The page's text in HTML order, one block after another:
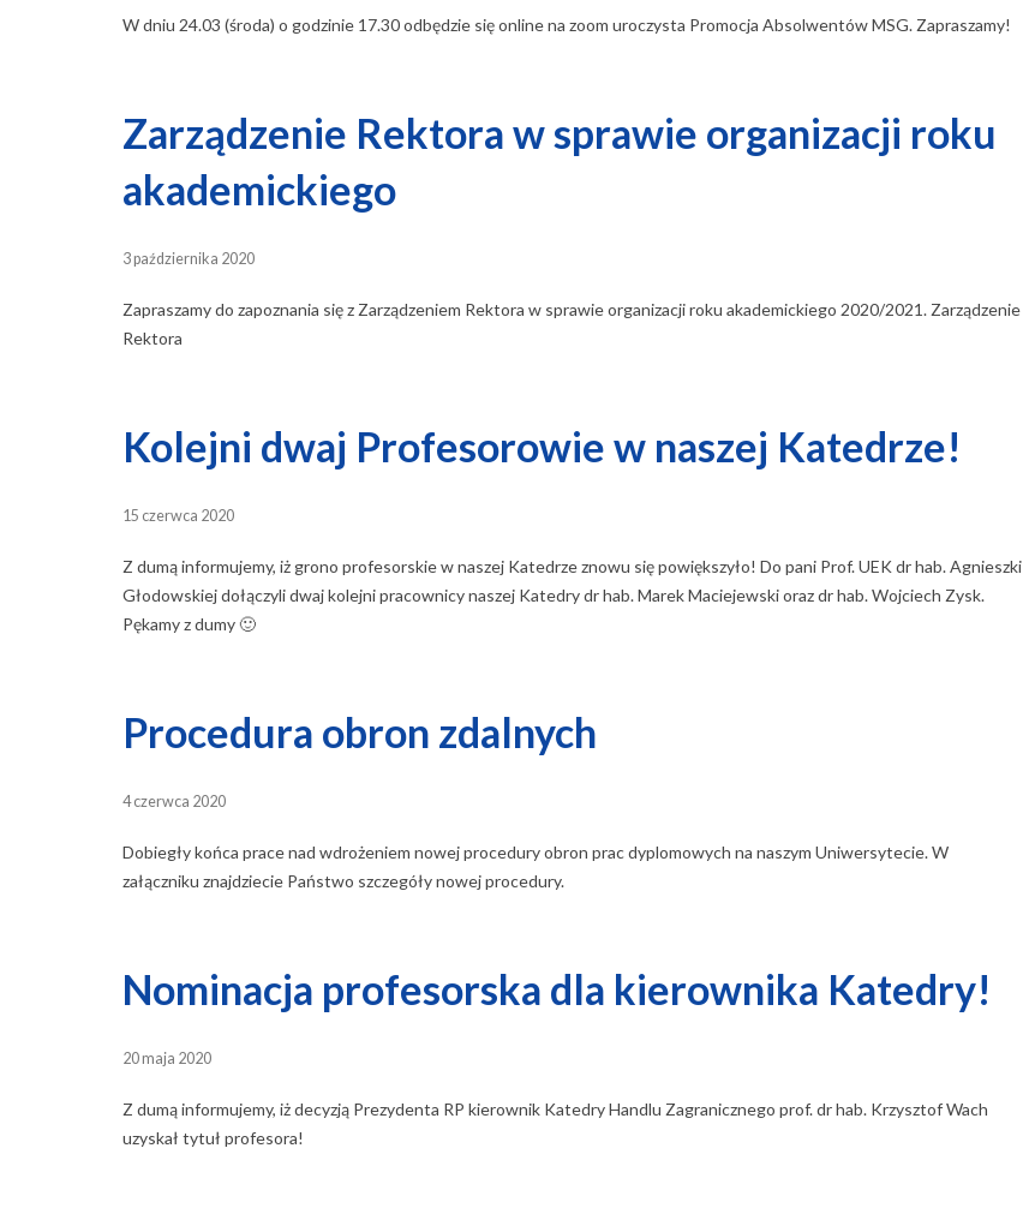
W dniu 24.03 (środa) o godzinie 17.30 odbędzie się online na zoom uroczysta Promocja Absolwentów MSG. Zapraszamy!
Zarządzenie Rektora w sprawie organizacji roku
akademickiego
3 października 2020
Zapraszamy do zapoznania się z Zarządzeniem Rektora w sprawie organizacji roku akademickiego 2020/2021. Zarządzenie
Rektora
Kolejni dwaj Profesorowie w naszej Katedrze!
15 czerwca 2020
Z dumą informujemy, iż grono profesorskie w naszej Katedrze znowu się powiększyło! Do pani Prof. UEK dr hab. Agnieszki
Głodowskiej dołączyli dwaj kolejni pracownicy naszej Katedry dr hab. Marek Maciejewski oraz dr hab. Wojciech Zysk.
Pękamy z dumy 🙂
Procedura obron zdalnych
4 czerwca 2020
Dobiegły końca prace nad wdrożeniem nowej procedury obron prac dyplomowych na naszym Uniwersytecie. W
załączniku znajdziecie Państwo szczegóły nowej procedury.
Nominacja profesorska dla kierownika Katedry!
20 maja 2020
Z dumą informujemy, iż decyzją Prezydenta RP kierownik Katedry Handlu Zagranicznego prof. dr hab. Krzysztof Wach
uzyskał tytuł profesora!